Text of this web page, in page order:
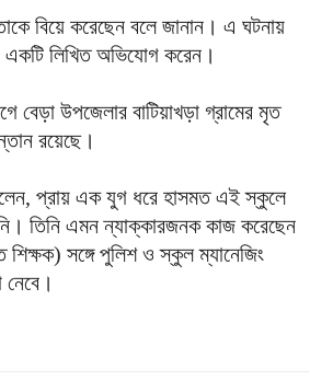
বিয়ে করেছেন বলে জানান। এ ঘটনায়
একটি লিখিত অভিযোগ করেন।
বেড়া উপজেলার বাটিয়াখড়া গ্রামের মৃত
রয়েছে।
প্রায় এক যুগ ধরে হাসমত এই স্কুলে
তিনি এমন ন্যাক্কারজনক কাজ করেছেন
সঙ্গে পুলিশ ও স্কুল ম্যানেজিং